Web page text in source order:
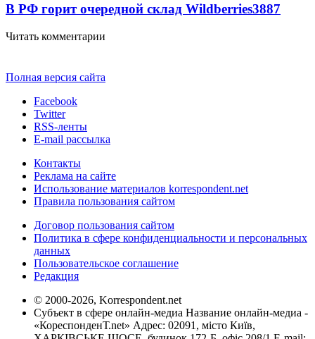
В РФ горит очередной склад Wildberries3887
Читать комментарии
Полная версия сайта
Facebook
Twitter
RSS-ленты
E-mail рассылка
Контакты
Реклама на сайте
Использование материалов korrespondent.net
Правила пользования сайтом
Договор пользования сайтом
Политика в сфере конфиденциальности и персональных
данных
Пользовательское соглашение
Редакция
© 2000-2026, Korrespondent.net
Субъект в сфере онлайн-медиа Название онлайн-медиа -
«КореспонденТ.net» Адрес: 02091, місто Київ,